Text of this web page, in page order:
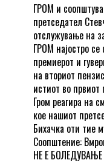
ГРОМ и
претседател
отслужување на
ГРОМ најостро се
премиерот и
на вториот
истиот во
Гром реагира на
кое нашиот
Бихачка оти тие
Соопштение:
НЕ Е